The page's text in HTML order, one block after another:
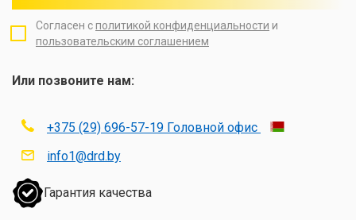
Согласен сполитикой конфиденциальности и
пользовательским соглашением
Или позвоните нам:
+375 (29) 696-57-19 Головной офис
info1@drd.by
Гарантия качества